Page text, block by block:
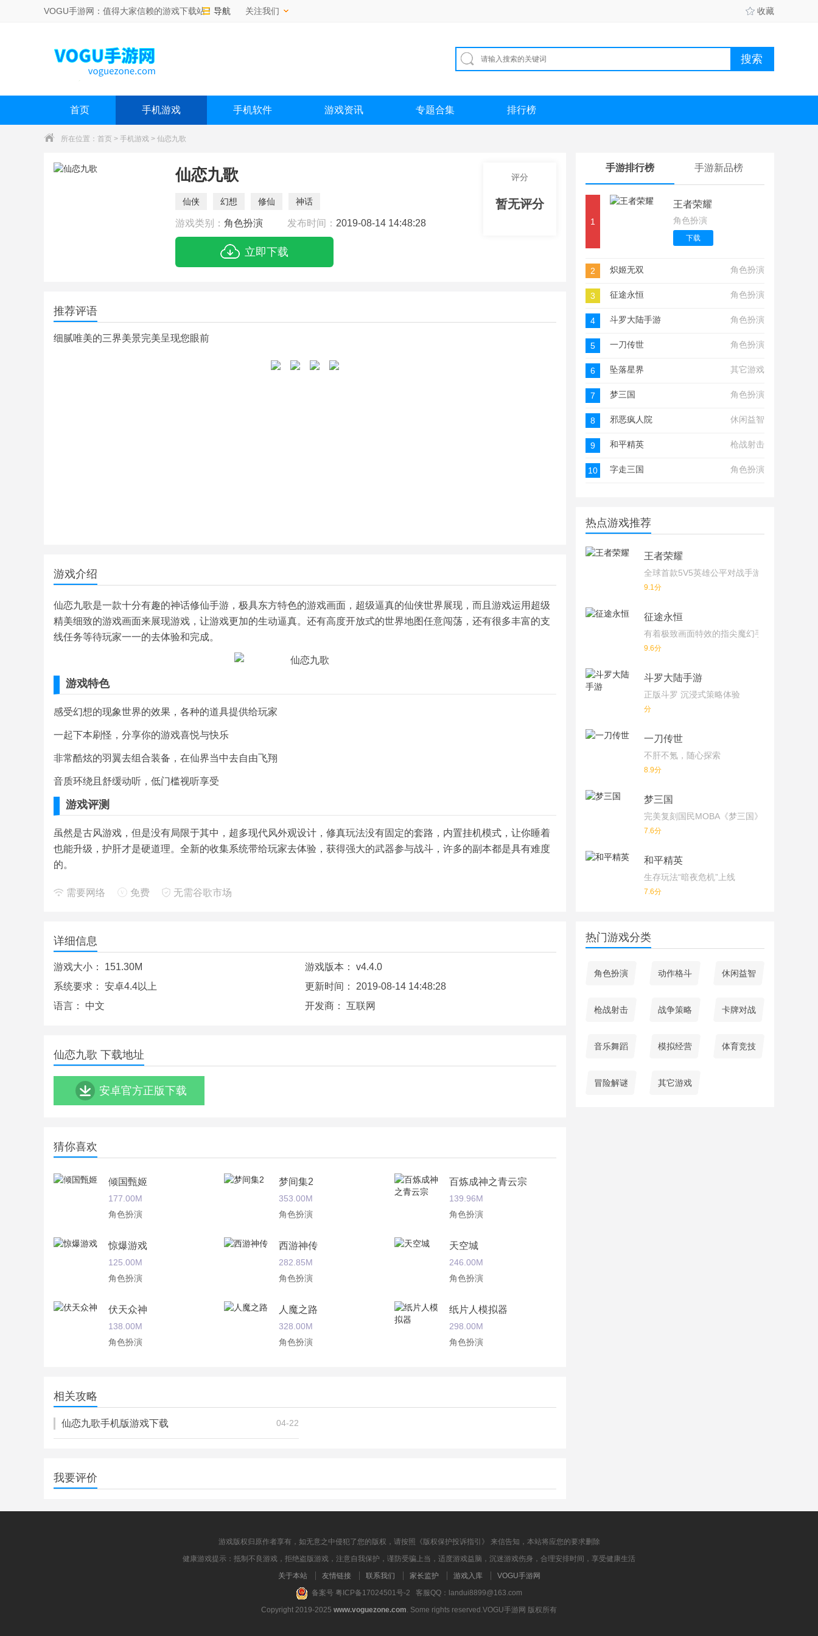
VOGU手游网：值得大家信赖的游戏下载站！ 导航 关注我们 收藏
首页 手机游戏 手机软件 游戏资讯 专题合集 排行榜
所在位置： 首页 > 手机游戏 > 仙恋九歌
仙恋九歌
仙侠 幻想 修仙 神话
游戏类别： 角色扮演 发布时间： 2019-08-14 14:48:28
立即下载
评分
暂无评分
推荐评语
细腻唯美的三界美景完美呈现您眼前
游戏介绍
仙恋九歌是一款十分有趣的神话修仙手游，极具东方特色的游戏画面，超级逼真的仙侠世界展现，而且游戏运用超级
精美细致的游戏画面来展现游戏，让游戏更加的生动逼真。还有高度开放式的世界地图任意闯荡，还有很多丰富的支
线任务等待玩家一一的去体验和完成。
游戏特色
感受幻想的现象世界的效果，各种的道具提供给玩家
一起下本刷怪，分享你的游戏喜悦与快乐
非常酷炫的羽翼去组合装备，在仙界当中去自由飞翔
音质环绕且舒缓动听，低门槛视听享受
游戏评测
虽然是古风游戏，但是没有局限于其中，超多现代风外观设计，修真玩法没有固定的套路，内置挂机模式，让你睡着
也能升级，护肝才是硬道理。全新的收集系统带给玩家去体验，获得强大的武器参与战斗，许多的副本都是具有难度
的。
需要网络 免费 无需谷歌市场
详细信息
游戏大小： 151.30M 游戏版本： v4.4.0
系统要求： 安卓4.4以上 更新时间： 2019-08-14 14:48:28
语言： 中文 开发商： 互联网
仙恋九歌 下载地址
安卓官方正版下载
猜你喜欢
倾国甄姬
177.00M
角色扮演
梦间集2
353.00M
角色扮演
百炼成神之青云宗
139.96M
角色扮演
惊爆游戏
125.00M
角色扮演
西游神传
282.85M
角色扮演
天空城
246.00M
角色扮演
伏天众神
138.00M
角色扮演
人魔之路
328.00M
角色扮演
纸片人模拟器
298.00M
角色扮演
角色扮演
角色扮演
角色扮演
相关攻略
仙恋九歌手机版游戏下载 04-22
我要评价
手游排行榜 手游新品榜
1
王者荣耀
角色扮演
下载
2 炽姬无双 角色扮演
3 征途永恒 角色扮演
4 斗罗大陆手游 角色扮演
5 一刀传世 角色扮演
6 坠落星界 其它游戏
7 梦三国 角色扮演
8 邪恶疯人院 休闲益智
9 和平精英 枪战射击
10 字走三国 角色扮演
热点游戏推荐
王者荣耀
全球首款5V5英雄公平对战手游
9.1分
征途永恒
有着极致画面特效的指尖魔幻手游
9.6分
斗罗大陆手游
正版斗罗 沉浸式策略体验
分
一刀传世
不肝不氪，随心探索
8.9分
梦三国
完美复刻国民MOBA《梦三国》端游！
7.6分
和平精英
生存玩法“暗夜危机”上线
7.6分
热门游戏分类
角色扮演 动作格斗 休闲益智
枪战射击 战争策略 卡牌对战
音乐舞蹈 模拟经营 体育竞技
冒险解谜 其它游戏
游戏版权归原作者享有，如无意之中侵犯了您的版权，请按照《版权保护投诉指引》 来信告知，本站将应您的要求删除
健康游戏提示：抵制不良游戏，拒绝盗版游戏，注意自我保护，谨防受骗上当，适度游戏益脑，沉迷游戏伤身，合理安排时间，享受健康生活
关于本站
友情链接 联系我们 家长监护 游戏入库
VOGU手游网
备案号 粤ICP备17024501号-2 客服QQ：landui8899@163.com
Copyright 2019-2025 www.voguezone.com. Some rights reserved.VOGU手游网 版权所有